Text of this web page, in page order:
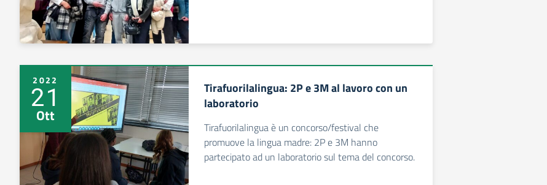
2022
21
Ott
Tirafuorilalingua: 2P e 3M al lavoro con un
laboratorio
Tirafuorilalingua è un concorso/festival che
promuove la lingua madre: 2P e 3M hanno
partecipato ad un laboratorio sul tema del concorso.